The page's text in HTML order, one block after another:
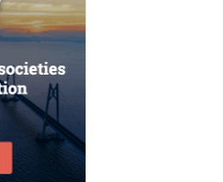
των
Αγροτικής
τα
κέρδη